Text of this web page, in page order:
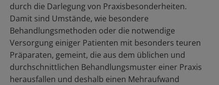
durch die Darlegung von Praxisbesonderheiten.
Damit sind Umstände, wie besondere
Behandlungsmethoden oder die notwendige
Versorgung einiger Patienten mit besonders teuren
Präparaten, gemeint, die aus dem üblichen und
durchschnittlichen Behandlungsmuster einer Praxis
herausfallen und deshalb einen Mehraufwand